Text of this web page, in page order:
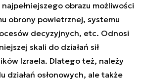
obrazu możliwości
obrony powietrznej, systemu
decyzyjnych, etc. Odnosi
skali do działań sił
Izraela. Dlatego też, należy
działań osłonowych, ale także